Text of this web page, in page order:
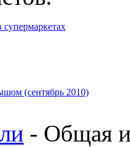
(сентябрь 2010)
- Общая